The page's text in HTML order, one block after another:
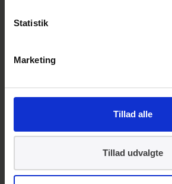
Statistik
Marketing
Tillad alle
Tillad udvalgte